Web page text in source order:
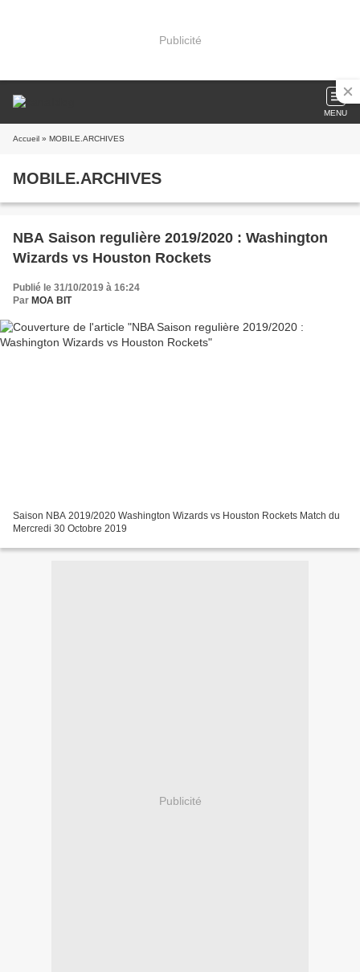
Publicité
MENU
Accueil » MOBILE.ARCHIVES
MOBILE.ARCHIVES
NBA Saison regulière 2019/2020 : Washington
Wizards vs Houston Rockets
Publié le 31/10/2019 à 16:24
Par MOA BIT
Saison NBA 2019/2020 Washington Wizards vs Houston Rockets Match du
Mercredi 30 Octobre 2019
Publicité